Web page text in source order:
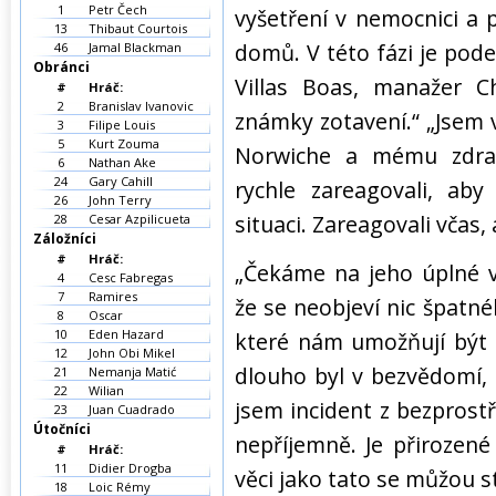
vyšetření v nemocnici a
domů. V této fázi je
Villas Boas, manažer
známky zotavení.“
Norwiche a mému
rychle zareagovali,
situaci. Zareagovali
„Čekáme na jeho
že se neobjeví nic
které nám umožňují
dlouho byl v bezvědomí,
jsem incident z
nepříjemně. Je
věci jako tato se můžou
1
Petr Čech
13
Thibaut Courtois
46
Jamal Blackman
Obránci
#
Hráč:
2
Branislav Ivanovic
3
Filipe Louis
5
Kurt Zouma
6
Nathan Ake
24
Gary Cahill
26
John Terry
28
Cesar Azpilicueta
Záložníci
#
Hráč:
4
Cesc Fabregas
7
Ramires
8
Oscar
10
Eden Hazard
12
John Obi Mikel
21
Nemanja Matić
22
Wilian
23
Juan Cuadrado
Útočníci
#
Hráč:
11
Didier Drogba
18
Loic Rémy